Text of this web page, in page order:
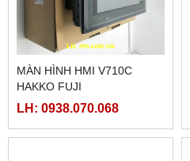
MÀN HÌNH HMI V710C
HAKKO FUJI
LH: 0938.070.068